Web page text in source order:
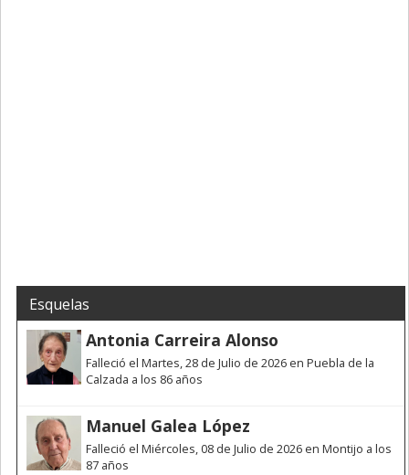
Esquelas
Antonia Carreira Alonso
Falleció el Martes, 28 de Julio de 2026 en Puebla de la
Calzada a los 86 años
Manuel Galea López
Falleció el Miércoles, 08 de Julio de 2026 en Montijo a los
87 años